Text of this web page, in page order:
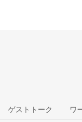
ゲストトーク ワ